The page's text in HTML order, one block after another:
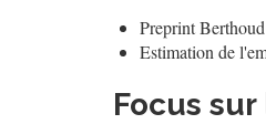
Preprint
Estimation de
Focus